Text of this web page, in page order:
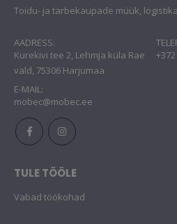
Toidu- ja tarbekaupade müük,
AADRESS:
Kurekivi tee 2, Lehmja küla Rae
vald, 75306 Harjumaa
E-MAIL:
mobec@mobec.ee
TULE TÖÖLE
Vabad töökohad